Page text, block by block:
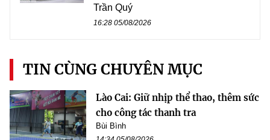
Trần Quý
16:28 05/08/2026
TIN CÙNG CHUYÊN MỤC
Lào Cai: Giữ nhịp thể thao, thêm sức
cho công tác thanh tra
Bùi Bình